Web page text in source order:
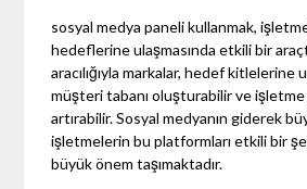
sosyal medya paneli kullanmak,
hedeflerine ulaşmasında etkili bir
aracılığıyla markalar, hedef kitlelerine
müşteri tabanı oluşturabilir ve işletme
artırabilir. Sosyal medyanın giderek
işletmelerin bu platformları etkili bir
büyük önem taşımaktadır.